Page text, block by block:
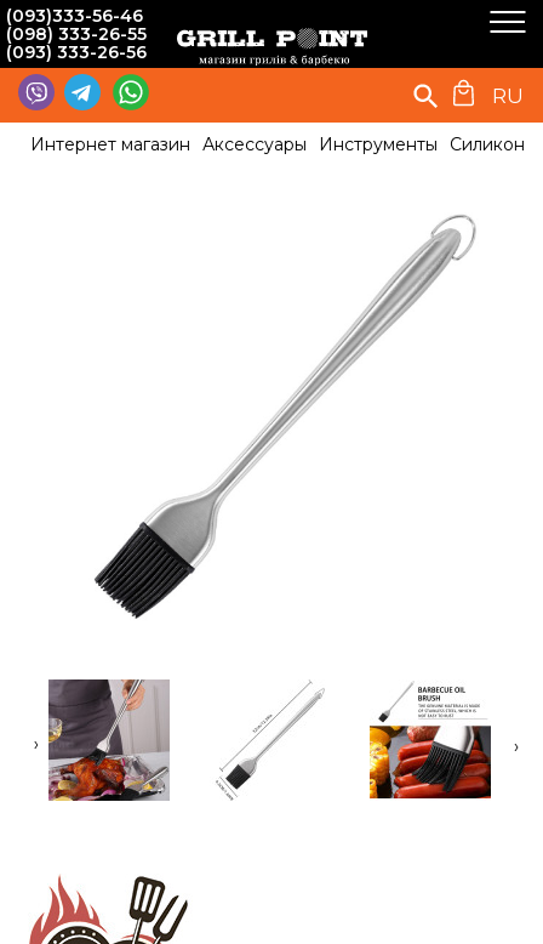
(093)333-56-46
(098) 333-26-55
(093) 333-26-56
RU
Интернет магазин Аксессуары Инструменты
‹ ›